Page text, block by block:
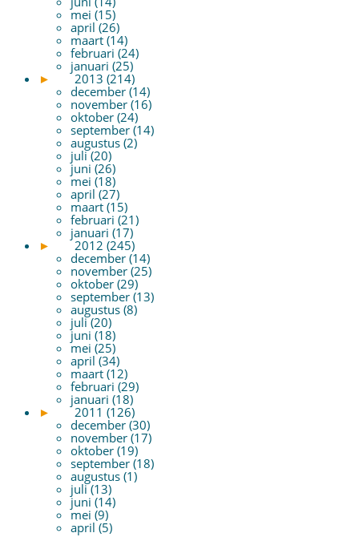
mei (15)
april (26)
maart (14)
februari (24)
januari (25)
►
2013 (214)
december (14)
november (16)
oktober (24)
september (14)
augustus (2)
juli (20)
juni (26)
mei (18)
april (27)
maart (15)
februari (21)
januari (17)
►
2012 (245)
december (14)
november (25)
oktober (29)
september (13)
augustus (8)
juli (20)
juni (18)
mei (25)
april (34)
maart (12)
februari (29)
januari (18)
►
2011 (126)
december (30)
november (17)
oktober (19)
september (18)
augustus (1)
juli (13)
juni (14)
mei (9)
april (5)